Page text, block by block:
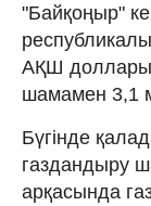
"Байқоңыр"
АҚШ доллары
шамамен 3,1
Бүгінде
газдандыру
арқасында